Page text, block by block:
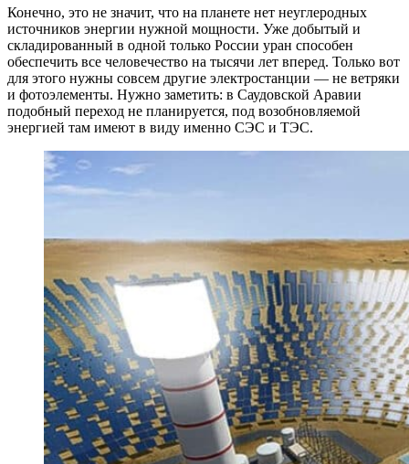
Конечно, это не значит, что на планете нет неуглеродных
источников энергии нужной мощности. Уже добытый и
складированный в одной только России уран способен
обеспечить все человечество на тысячи лет вперед. Только вот
для этого нужны совсем другие электростанции — не ветряки
и фотоэлементы. Нужно заметить: в Саудовской Аравии
подобный переход не планируется, под возобновляемой
энергией там имеют в виду именно СЭС и ТЭС.